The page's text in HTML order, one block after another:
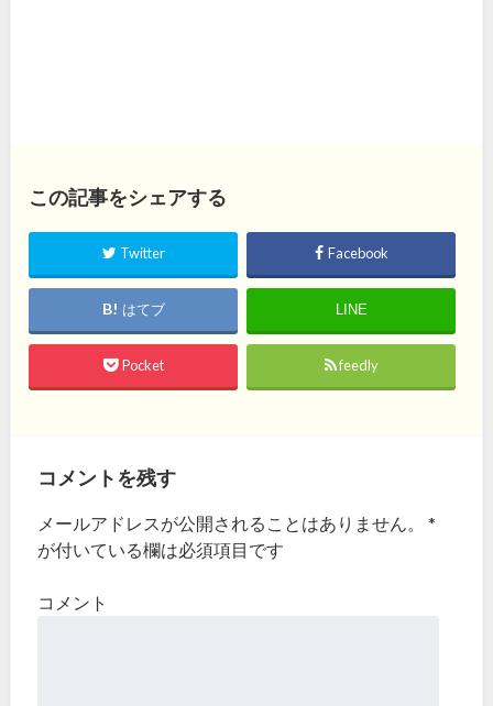
この記事をシェアする
Twitter Facebook
はてブ LINE
Pocket feedly
コメントを残す
メールアドレスが公開されることはありません。
*
が付いている欄は必須項目です
コメント